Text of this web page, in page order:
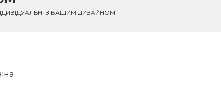
З ВАШИМ ДИЗАЙНОМ